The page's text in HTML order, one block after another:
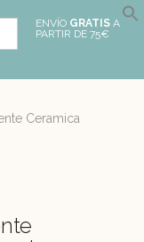
ENVÍO GRATIS A
PARTIR DE 75€
Ceramica